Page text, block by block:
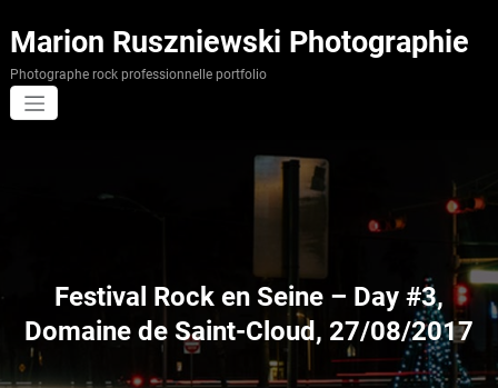
au
contenu
Marion Ruszniewski Photographie
Photographe rock professionnelle portfolio
Festival Rock en Seine – Day #3,
Domaine de Saint-Cloud, 27/08/2017